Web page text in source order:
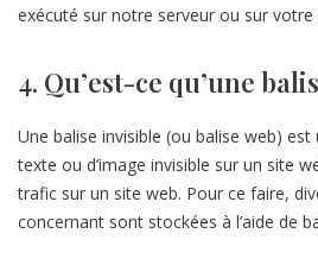
exécuté sur notre serveur ou sur votre
4. Qu’est-ce qu’une
Une balise invisible (ou balise web)
texte ou d’image invisible sur un site
trafic sur un site web. Pour ce faire,
concernant sont stockées à l’aide de